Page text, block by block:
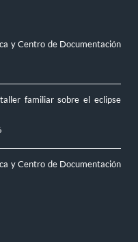
y Centro de Documentación
familiar sobre el eclipse
y Centro de Documentación